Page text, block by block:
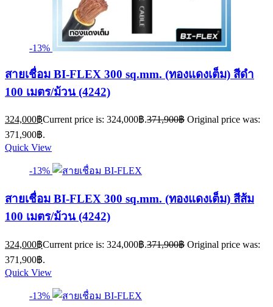
-13%
สายเชื่อม BI-FLEX 300 sq.mm. (ทองแดงเต็ม) สีดำ
100 เมตร/ม้วน (4242)
324,000฿Current price is: 324,000฿.371,900฿ Original price was:
371,900฿.
Quick View
-13%
สายเชื่อม BI-FLEX 300 sq.mm. (ทองแดงเต็ม) สีส้ม
100 เมตร/ม้วน (4242)
324,000฿Current price is: 324,000฿.371,900฿ Original price was:
371,900฿.
Quick View
-13%